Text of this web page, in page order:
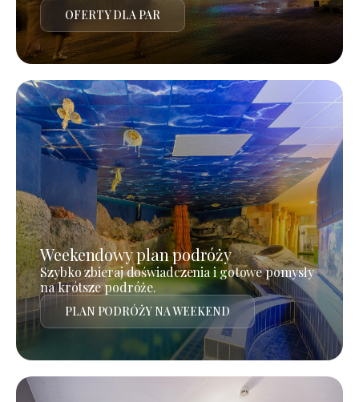
OFERTY DLA PAR
Weekendowy plan podróży
Szybko zbieraj doświadczenia i gotowe pomysły
na krótsze podróże.
PLAN PODRÓŻY NA WEEKEND